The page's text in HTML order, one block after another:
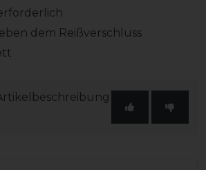
dem Reißverschluss